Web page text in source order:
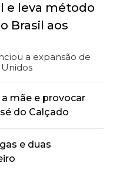
e leva método
Brasil aos
a expansão de
mãe e provocar
do Calçado
e duas